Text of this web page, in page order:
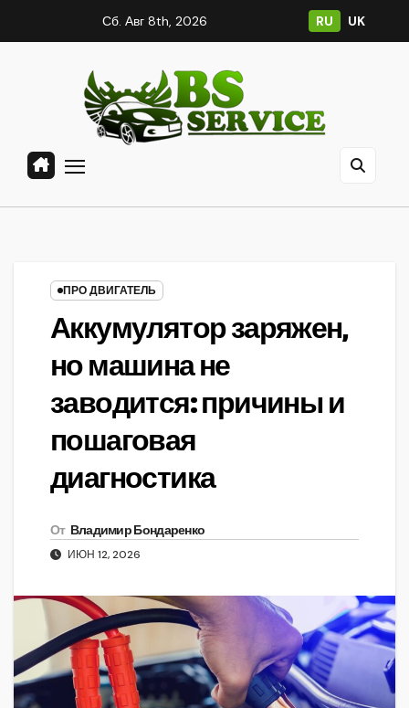
к
Сб. Авг 8th, 2026 RU UK
ПРО ДВИГАТЕЛЬ
Аккумулятор заряжен,
но машина не
заводится: причины и
пошаговая
диагностика
От Владимир Бондаренко
ИЮН 12, 2026